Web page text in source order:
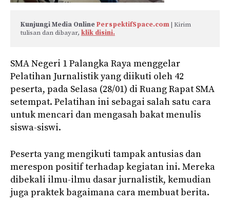
Kunjungi Media Online PerspektifSpace.com | Kirim
tulisan dan dibayar, klik disini.
SMA Negeri 1 Palangka Raya menggelar
Pelatihan Jurnalistik yang diikuti oleh 42
peserta, pada Selasa (28/01) di Ruang Rapat SMA
setempat. Pelatihan ini sebagai salah satu cara
untuk mencari dan mengasah bakat menulis
siswa-siswi.
Peserta yang mengikuti tampak antusias dan
merespon positif terhadap kegiatan ini. Mereka
dibekali ilmu-ilmu dasar jurnalistik, kemudian
juga praktek bagaimana cara membuat berita.